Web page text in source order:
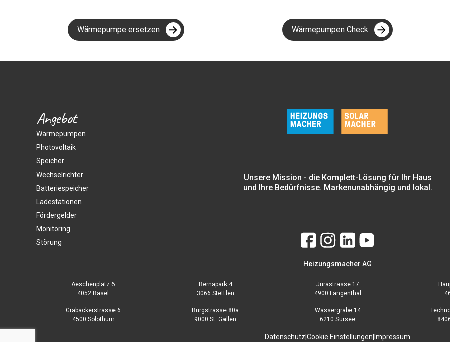
Wärmepumpe ersetzen Wärmepumpen Check
Angebot
Wärmepumpen
Photovoltaik
Speicher
Wechselrichter
Batteriespeicher
Ladestationen
Fördergelder
Monitoring
Störung
Unsere Mission - die Komplett-Lösung für Ihr Haus
und Ihre Bedürfnisse. Markenunabhängig und lokal.
Heizungsmacher AG
Aeschenplatz 6
4052 Basel
Bernapark 4
3066 Stettlen
Jurastrasse 17
4900 Langenthal
Grabackerstrasse 6
4500 Solothurn
Burgstrasse 80a
9000 St. Gallen
Wassergrabe 14
6210 Sursee
Datenschutz Cookie Einstellungen Impressum